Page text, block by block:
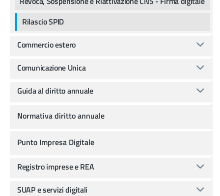
Rilascio SPID
Commercio estero
Comunicazione Unica
Guida al diritto annuale
Normativa diritto annuale
Punto Impresa Digitale
Registro imprese e REA
SUAP e servizi digitali